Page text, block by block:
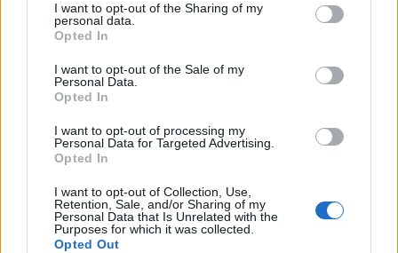
I want to opt-out of the Sharing of my
personal data.
Opted In
I want to opt-out of the Sale of my
Personal Data.
Opted In
I want to opt-out of processing my
Personal Data for Targeted Advertising.
Opted In
I want to opt-out of Collection, Use,
Retention, Sale, and/or Sharing of my
Personal Data that Is Unrelated with the
Purposes for which it was collected.
Opted Out